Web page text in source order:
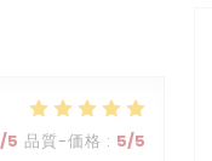
/5 品質-価格 : 5/5